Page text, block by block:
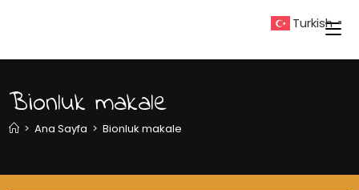
Bionluk makale
> Ana Sayfa > Bionluk makale
Turkish ▼